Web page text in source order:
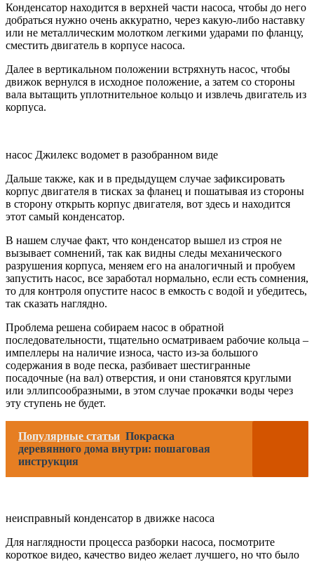
Конденсатор находится в верхней части насоса, чтобы до него
добраться нужно очень аккуратно, через какую-либо наставку
или не металлическим молотком легкими ударами по фланцу,
сместить двигатель в корпусе насоса.
Далее в вертикальном положении встряхнуть насос, чтобы
движок вернулся в исходное положение, а затем со стороны
вала вытащить уплотнительное кольцо и извлечь двигатель из
корпуса.
насос Джилекс водомет в разобранном виде
Дальше также, как и в предыдущем случае зафиксировать
корпус двигателя в тисках за фланец и пошатывая из стороны
в сторону открыть корпус двигателя, вот здесь и находится
этот самый конденсатор.
В нашем случае факт, что конденсатор вышел из строя не
вызывает сомнений, так как видны следы механического
разрушения корпуса, меняем его на аналогичный и пробуем
запустить насос, все заработал нормально, если есть сомнения,
то для контроля опустите насос в емкость с водой и убедитесь,
так сказать наглядно.
Проблема решена собираем насос в обратной
последовательности, тщательно осматриваем рабочие кольца –
импеллеры на наличие износа, часто из-за большого
содержания в воде песка, разбивает шестигранные
посадочные (на вал) отверстия, и они становятся круглыми
или эллипсообразными, в этом случае прокачки воды через
эту ступень не будет.
Популярные статьи Покраска
деревянного дома внутри: пошаговая
инструкция
неисправный конденсатор в движке насоса
Для наглядности процесса разборки насоса, посмотрите
короткое видео, качество видео желает лучшего, но что было